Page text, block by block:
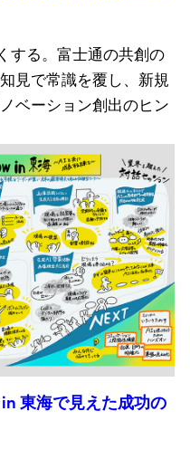
する。富士通の共創の
見で常識を覆し、新規
ベーション創出のヒン
東海で見えた成功の